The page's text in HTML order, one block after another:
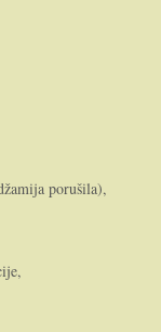
porušila),